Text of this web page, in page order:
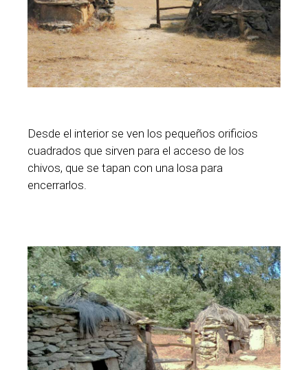
Desde el interior se ven los pequeños orificios
cuadrados que sirven para el acceso de los
chivos, que se tapan con una losa para
encerrarlos.